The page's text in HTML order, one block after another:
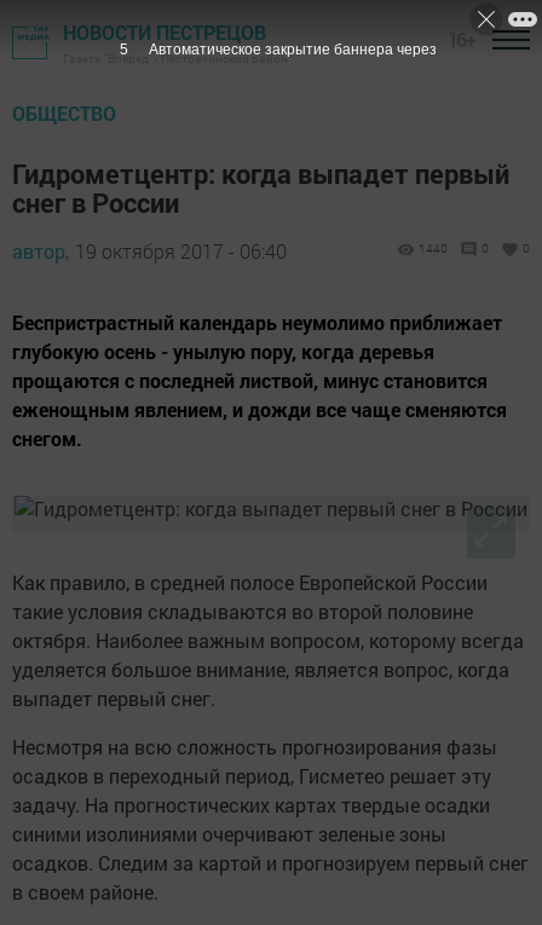
НОВОСТИ ПЕСТРЕЦОВ
Газета "Вперед" - Пестречинский район
ОБЩЕСТВО
Гидрометцентр: когда выпадет первый
снег в России
автор, 19 октября 2017 - 06:40 1440 0 0
Беспристрастный календарь неумолимо приближает
глубокую осень - унылую пору, когда деревья
прощаются с последней листвой, минус становится
еженощным явлением, и дожди все чаще сменяются
снегом.
Как правило, в средней полосе Европейской России
такие условия складываются во второй половине
октября. Наиболее важным вопросом, которому всегда
уделяется большое внимание, является вопрос, когда
выпадет первый снег.
Несмотря на всю сложность прогнозирования фазы
осадков в переходный период, Гисметео решает эту
задачу. На прогностических картах твердые осадки
синими изолиниями очерчивают зеленые зоны
осадков. Следим за картой и прогнозируем первый снег
в своем районе.
4 Автоматическое закрытие баннера через